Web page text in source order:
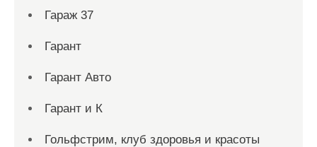
Гараж 37
Гарант
Гарант Авто
Гарант и К
Гольфстрим, клуб здоровья и красоты